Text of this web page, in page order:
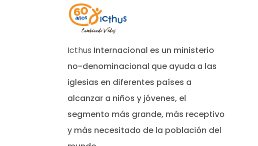
Icthus Internacional es un ministerio
no-denominacional que ayuda a las
iglesias en diferentes países a
alcanzar a niños y jóvenes, el
segmento más grande, más receptivo
y más necesitado de la población del